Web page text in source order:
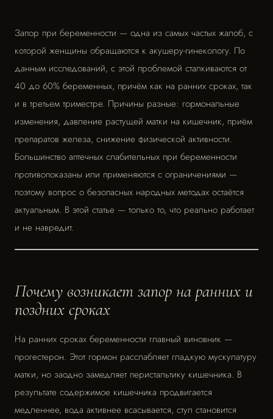
Запор при беременности — одна из самых частых жалоб, с
которой женщины обращаются к акушеру-гинекологу. По
данным исследований, с этой проблемой сталкиваются от
40 до 60% беременных, причём как на ранних сроках, так
и в третьем триместре. Причины разные: гормональные
изменения, давление растущей матки на кишечник, приём
препаратов железа, снижение физической активности.
Большинство аптечных слабительных при беременности
противопоказаны или применяются с ограничениями —
поэтому вопрос о безопасных народных методах остаётся
актуальным. В этой статье — только то, что реально работает
и не навредит.
Почему возникает запор на ранних и
поздних сроках
На ранних сроках беременности главный виновник —
прогестерон. Этот гормон расслабляет гладкую мускулатуру
матки, но заодно замедляет перистальтику кишечника. В
результате содержимое кишечника продвигается
медленнее, вода активнее всасывается, стул становится